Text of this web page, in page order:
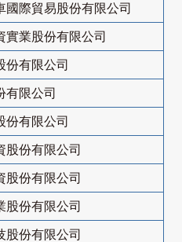
國際貿易股份有限公司
實業股份有限公司
份有限公司
有限公司
份有限公司
股份有限公司
股份有限公司
股份有限公司
股份有限公司